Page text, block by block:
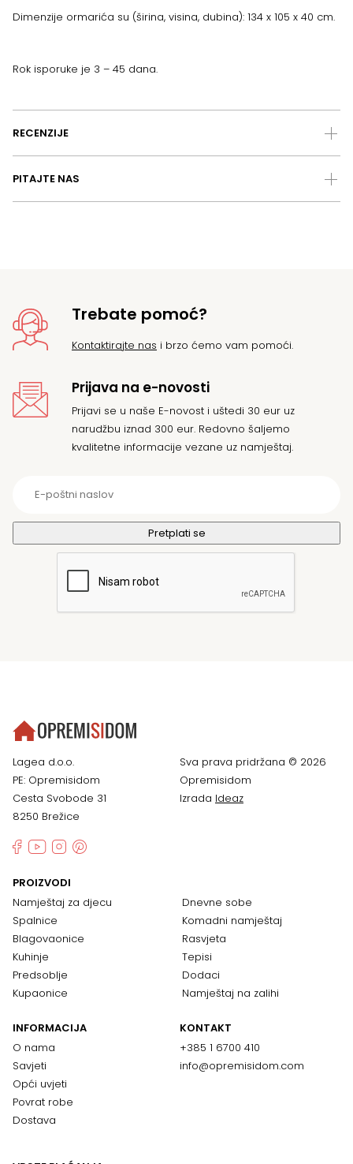
Dimenzije ormarića su (širina, visina, dubina): 134 x 105 x 40 cm.
Rok isporuke je 3 – 45 dana.
RECENZIJE
PITAJTE NAS
Trebate pomoć?
Kontaktirajte nas i brzo ćemo vam pomoći.
Prijava na e-novosti
Prijavi se u naše E-novost i uštedi 30 eur uz
narudžbu iznad 300 eur. Redovno šaljemo
kvalitetne informacije vezane uz namještaj.
Lagea d.o.o.
PE: Opremisidom
Cesta Svobode 31
8250 Brežice
Sva prava pridržana © 2026
Opremisidom
Izrada Ideaz
PROIZVODI
Namještaj za djecu
Spalnice
Blagovaonice
Kuhinje
Predsoblje
Kupaonice
Dnevne sobe
Komadni namještaj
Rasvjeta
Tepisi
Dodaci
Namještaj na zalihi
INFORMACIJA
O nama
Savjeti
Opći uvjeti
Povrat robe
Dostava
KONTAKT
+385 1 6700 410
info@opremisidom.com